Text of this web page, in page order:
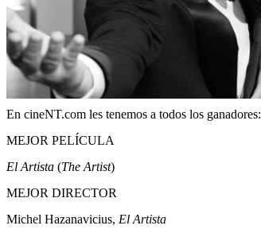
En cineNT.com les tenemos a todos los ganadores:
MEJOR PELÍCULA
El Artista (The Artist)
MEJOR DIRECTOR
Michel Hazanavicius, El Artista